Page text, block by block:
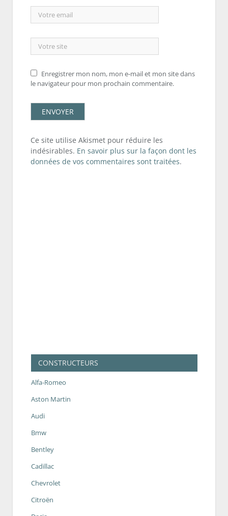
Enregistrer mon nom, mon e-mail et mon site dans
le navigateur pour mon prochain commentaire.
Ce site utilise Akismet pour réduire les
indésirables. En savoir plus sur la façon dont les
données de vos commentaires sont traitées.
CONSTRUCTEURS
Alfa-Romeo
Aston Martin
Audi
Bmw
Bentley
Cadillac
Chevrolet
Citroën